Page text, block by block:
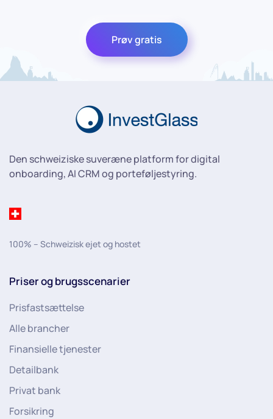
Prøv gratis
Den schweiziske suveræne platform for digital
onboarding, AI CRM og porteføljestyring.
100% – Schweizisk ejet og hostet
Priser og brugsscenarier
Prisfastsættelse
Alle brancher
Finansielle tjenester
Detailbank
Privat bank
Forsikring